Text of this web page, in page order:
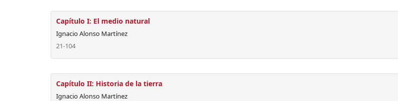
Capítulo I: El medio natural
Ignacio Alonso Martínez
21-104
Capítulo II: Historia de la tierra
Ignacio Alonso Martínez